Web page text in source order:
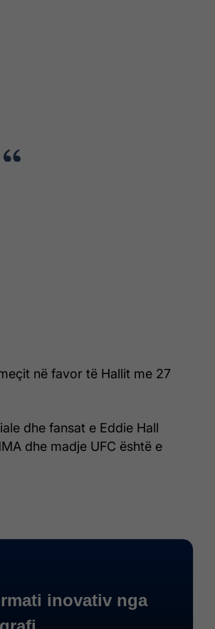
në favor të Hallit me 27
dhe fansat e Eddie Hall
dhe madje UFC është e